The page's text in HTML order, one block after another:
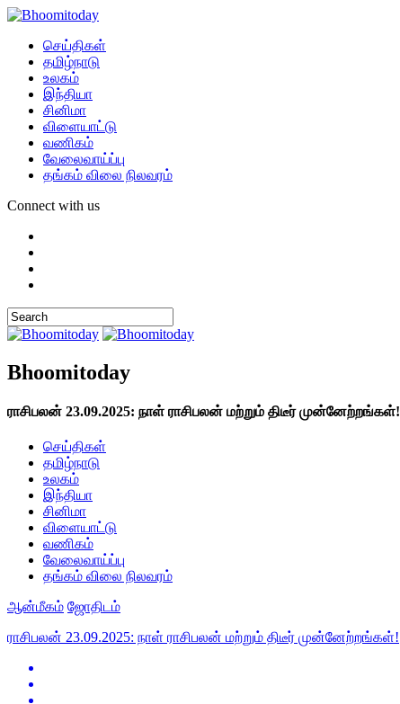
செய்திகள்
தமிழ்நாடு
உலகம்
இந்தியா
சினிமா
விளையாட்டு
வணிகம்
வேலைவாய்ப்பு
தங்கம் விலை நிலவரம்
Connect with us
Bhoomitoday
ராசிபலன் 23.09.2025: நாள் ராசிபலன் மற்றும் திடீர் முன்னேற்றங்கள்!
செய்திகள்
தமிழ்நாடு
உலகம்
இந்தியா
சினிமா
விளையாட்டு
வணிகம்
வேலைவாய்ப்பு
தங்கம் விலை நிலவரம்
ஆன்மீகம் ஜோதிடம்
ராசிபலன் 23.09.2025: நாள் ராசிபலன் மற்றும் திடீர் முன்னேற்றங்கள்!